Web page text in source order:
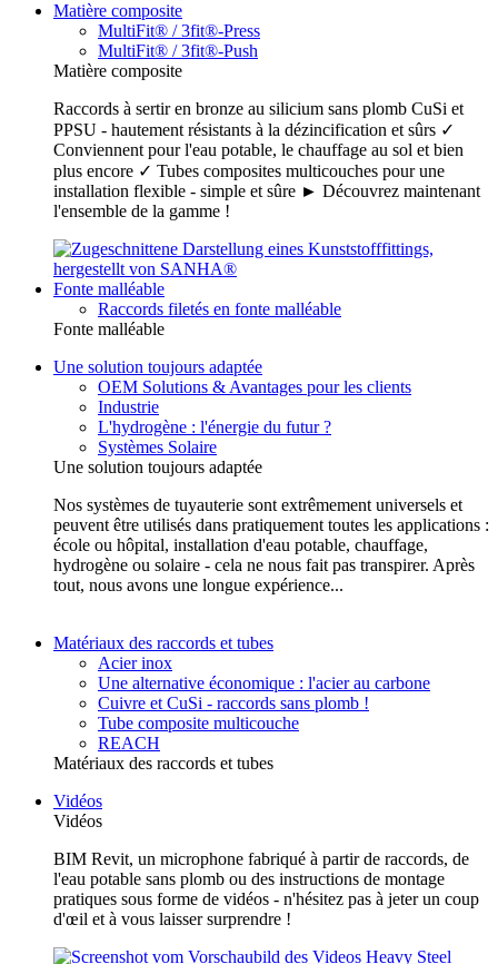
Matière composite
MultiFit® / 3fit®-Press
MultiFit® / 3fit®-Push
Matière composite
Raccords à sertir en bronze au silicium sans plomb CuSi et
PPSU - hautement résistants à la dézincification et sûrs ✓
Conviennent pour l'eau potable, le chauffage au sol et bien
plus encore ✓ Tubes composites multicouches pour une
installation flexible - simple et sûre ► Découvrez maintenant
l'ensemble de la gamme !
Fonte malléable
Raccords filetés en fonte malléable
Fonte malléable
Une solution toujours adaptée
OEM Solutions & Avantages pour les clients
Industrie
L'hydrogène : l'énergie du futur ?
Systèmes Solaire
Une solution toujours adaptée
Nos systèmes de tuyauterie sont extrêmement universels et
peuvent être utilisés dans pratiquement toutes les applications :
école ou hôpital, installation d'eau potable, chauffage,
hydrogène ou solaire - cela ne nous fait pas transpirer. Après
tout, nous avons une longue expérience...
Matériaux des raccords et tubes
Acier inox
Une alternative économique : l'acier au carbone
Cuivre et CuSi - raccords sans plomb !
Tube composite multicouche
REACH
Matériaux des raccords et tubes
Vidéos
Vidéos
BIM Revit, un microphone fabriqué à partir de raccords, de
l'eau potable sans plomb ou des instructions de montage
pratiques sous forme de vidéos - n'hésitez pas à jeter un coup
d'œil et à vous laisser surprendre !